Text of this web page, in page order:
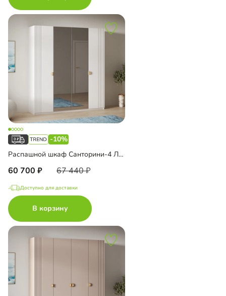
-10%
Распашной шкаф Санторини-4 Лайф с зеркалом
60 700 67 440
Доступно для доставки
В корзину